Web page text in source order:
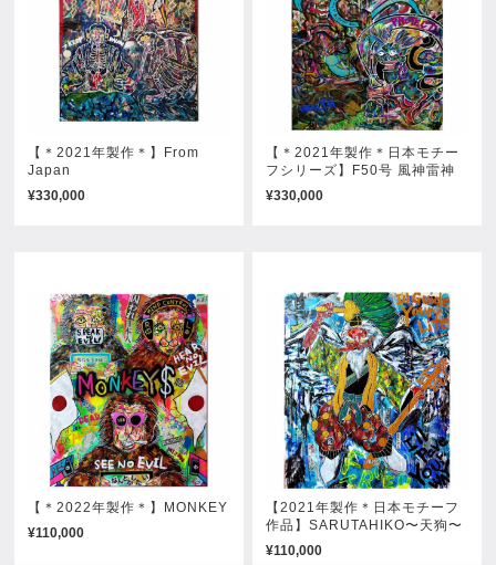
【＊2021年製作＊】From
Japan
¥330,000
【＊2021年製作＊日本モチー
フシリーズ】F50号 風神雷神
¥330,000
【＊2022年製作＊】MONKEY
¥110,000
【2021年製作＊日本モチーフ
作品】SARUTAHIKO〜天狗〜
¥110,000